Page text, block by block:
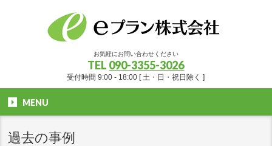
お気軽にお問い合わせください
TEL 090-3355-3026
受付時間 9:00 - 18:00 [ 土・日・祝日除く ]
MENU
過去の事例